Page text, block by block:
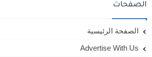
الصفحات
الصفحة الرئيسية
Advertise With Us